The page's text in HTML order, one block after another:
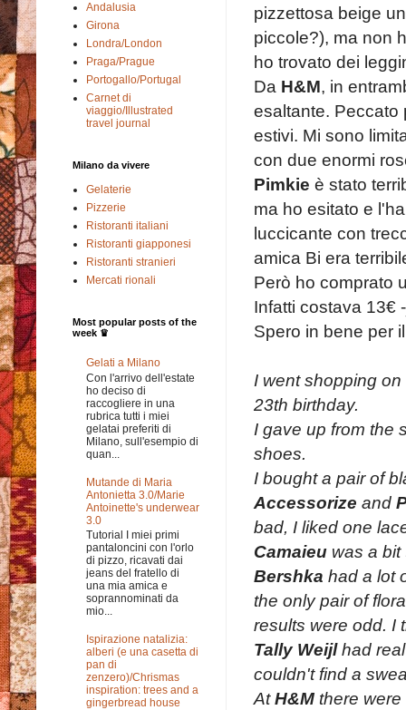
pizzettosa beige
piccole?), ma non
ho trovato dei
Da H&M, in
esaltante. Peccato
estivi. Mi sono
con due enormi
Pimkie è stato
ma ho esitato e
luccicante con
amica Bi era
Però ho comprato
Infatti costava 13€
Spero in bene per
I went shopping
23th birthday.
I gave up from the
shoes.
I bought a pair of
Accessorize and
bad, I liked one
Camaieu was a
Bershka had a lot
the only pair of
results were odd. I
Tally Weijlhad
couldn't find a
AtH&M there
Andalusia
Girona
Londra/London
Praga/Prague
Portogallo/Portugal
Carnet di
viaggio/Illustrated
travel journal
Milano da vivere
Gelaterie
Pizzerie
Ristoranti italiani
Ristoranti giapponesi
Ristoranti stranieri
Mercati rionali
Most popular posts of the
week ♛
Gelati a Milano
Con l'arrivo dell'estate
ho deciso di
raccogliere in una
rubrica tutti i miei
gelatai preferiti di
Milano, sull'esempio di
quan...
Mutande di Maria
Antonietta 3.0/Marie
Antoinette's underwear
3.0
Tutorial I miei primi
pantaloncini con l'orlo
di pizzo, ricavati dai
jeans del fratello di
una mia amica e
soprannominati da
mio...
Ispirazione natalizia:
alberi (e una casetta di
pan di
zenzero)/Chrismas
inspiration: trees and a
gingerbread house